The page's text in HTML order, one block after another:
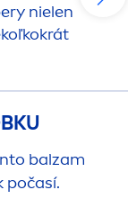
nielen
balzam
počasí.